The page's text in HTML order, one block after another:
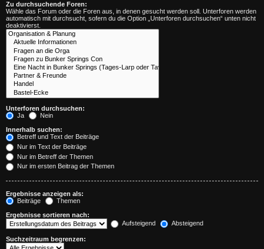
Zu durchsuchende Foren:
Wähle das Forum oder die Foren aus, in denen gesucht werden soll. Unterforen werden
automatisch mit durchsucht, sofern du die Option „Unterforen durchsuchen“ unten nicht
deaktivierst.
Unterforen durchsuchen:
Ja
Nein
Innerhalb suchen:
Betreff und Text der Beiträge
Nur im Text der Beiträge
Nur im Betreff der Themen
Nur im ersten Beitrag der Themen
Ergebnisse anzeigen als:
Beiträge
Themen
Ergebnisse sortieren nach:
Aufsteigend
Absteigend
Suchzeitraum begrenzen: